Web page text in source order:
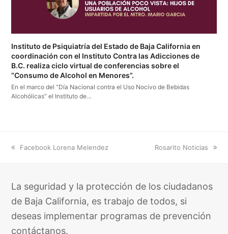
Instituto de Psiquiatría del Estado de Baja California en
coordinación con el Instituto Contra las Adicciones de
B.C. realiza ciclo virtual de conferencias sobre el
“Consumo de Alcohol en Menores”.
En el marco del “Día Nacional contra el Uso Nocivo de Bebidas
Alcohólicas” el Instituto de…
previous
Facebook Lorena Melendez
next
Rosarito Noticias
La seguridad y la protección de los ciudadanos
de Baja California, es trabajo de todos, si
deseas implementar programas de prevención
contáctanos.